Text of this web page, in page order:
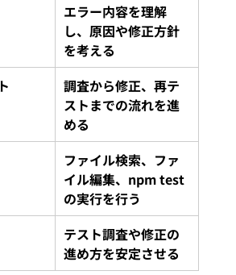
エラー内容を理解
し、原因や修正方針
を考える
調査から修正、再テ
ストまでの流れを進
める
ファイル検索、ファ
イル編集、npm test
の実行を行う
テスト調査や修正の
進め方を安定させる